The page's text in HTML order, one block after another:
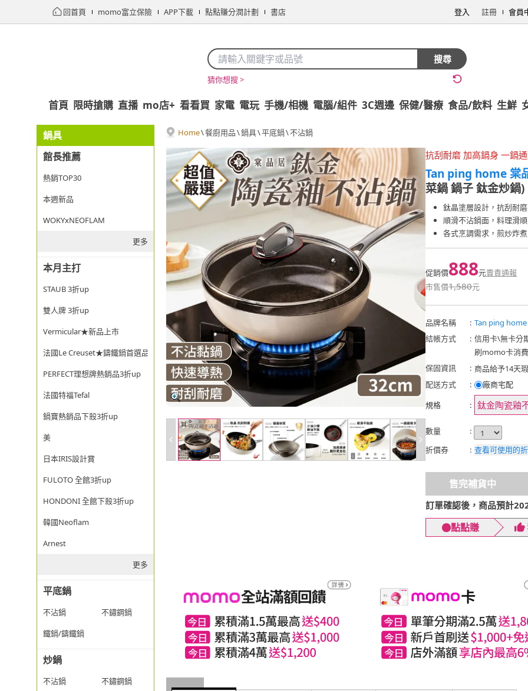
回首頁 momo富立保險 APP下載 點點賺分潤計劃 書店 登入 註冊 會員
搜尋
猜你想搜 >
首頁 限時搶購 直播 mo店+ 看看買 家電 電玩 手機/相機 電腦/組件 3C週邊 保健/醫療 食品/飲料 生鮮
鍋具
館長推薦
熱銷TOP30
本週新品
WOKYxNEOFLAM
更多
本月主打
STAUB 3折up
雙人牌 3折up
Vermicular★新品上市
法國Le Creuset★鑄鐵鍋首選品牌
PERFECT理想牌熱銷品3折up
法國特福Tefal
鍋寶熱銷品下殺3折up
美
日本IRIS設計賞
FULOTO 全館3折up
HONDONI 全館下殺3折up
韓國Neoflam
Arnest
更多
平底鍋
不沾鍋
不鏽鋼鍋
鐵鍋/鑄鐵鍋
炒鍋
不沾鍋
不鏽鋼鍋
Home\餐廚用品\鍋具\平底鍋\不沾鍋
抗刮耐磨 加高鍋身 一鍋
Tan ping home 棠
菜鍋 鍋子 鈦金炒鍋)
鈦晶塗層設計，抗刮耐
順滑不沾鍋面，料理滑
各式烹調需求，煎炒炸
促銷價888元賣貴通報
市售價1,580元
品牌名稱 : Tan ping
結帳方式
: 信用卡\無卡分
刷momo卡消
保固資訊
: 商品給予14天
以出貨時間起算
情況下發生非人
享有保固期內
新品 ※本司無
保固範圍協助更
運費由客人負擔
範圍(含超過14
品因不當使用
裝、任意變更
因外在因素或
外力造成的損
接觸眼、口、
衛生疑慮等 拆
配送方式
:
廠商宅配
規格
: 鈦金陶瓷釉
數量
:
折價券
: 查看可使用的
售完補貨中
訂單確認後，商品預計
點點賺